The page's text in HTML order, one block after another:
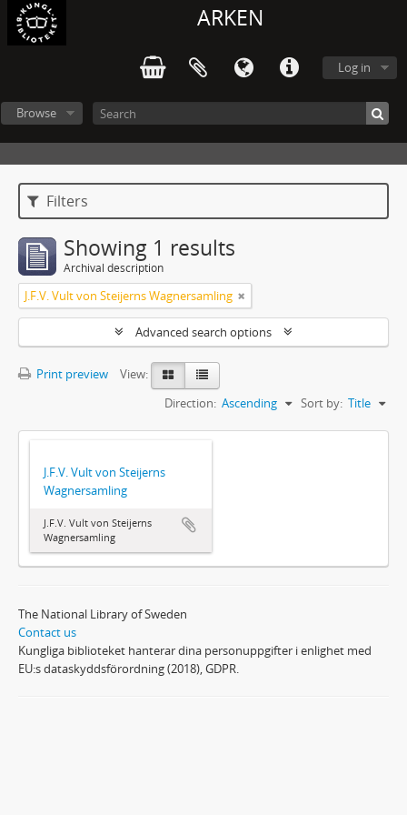
ARKEN
Log in
Browse
Filters
Showing 1 results
Archival description
J.F.V. Vult von Steijerns Wagnersamling
Advanced search options
Print preview
View:
Sort by: Title
Direction: Ascending
J.F.V. Vult von Steijerns
Wagnersamling
J.F.V. Vult von Steijerns
Wagnersamling
The National Library of Sweden
Contact us
Kungliga biblioteket hanterar dina personuppgifter i enlighet med
EU:s dataskyddsförordning (2018), GDPR.